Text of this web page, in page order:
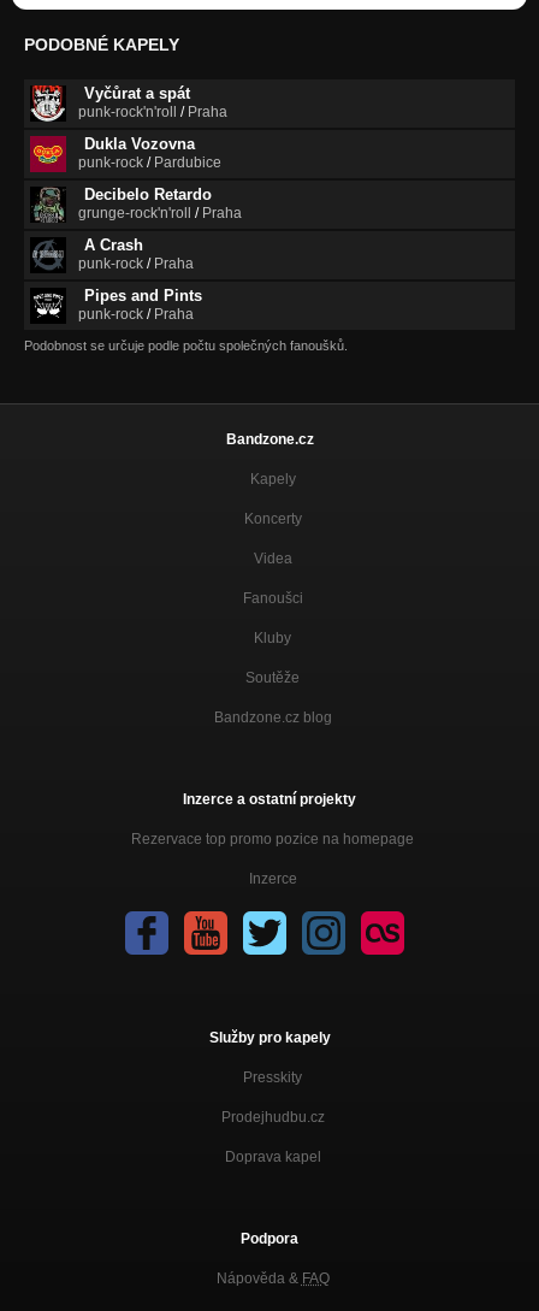
PODOBNÉ KAPELY
Vyčůrat a spát
punk-rock'n'roll / Praha
Dukla Vozovna
punk-rock / Pardubice
Decibelo Retardo
grunge-rock'n'roll / Praha
A Crash
punk-rock / Praha
Pipes and Pints
punk-rock / Praha
Podobnost se určuje podle počtu společných fanoušků.
Bandzone.cz
Kapely
Koncerty
Videa
Fanoušci
Kluby
Soutěže
Bandzone.cz blog
Inzerce a ostatní projekty
Rezervace top promo pozice na homepage
Inzerce
Služby pro kapely
Presskity
Prodejhudbu.cz
Doprava kapel
Podpora
Nápověda & FAQ